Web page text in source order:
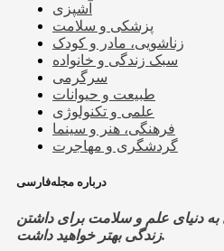
آشپزی
پزشکی و سلامت
زناشویی، مادر و کودک
سبک زندگی و خانواده
سرگرمی
طبیعت و حیوانات
علمی و تکنولوژی
فرهنگی، هنر و سینما
گردشگری و مهاجرت
درباره مجله‌فارسی
دنیای علم و سلامت برای داشتن
زندگی بهتر خواهید داشت.